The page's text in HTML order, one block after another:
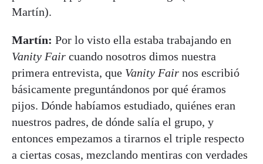
Martín).
Martín: Por lo visto ella estaba trabajando en
Vanity Fair cuando nosotros dimos nuestra
primera entrevista, que Vanity Fair nos escribió
básicamente preguntándonos por qué éramos
pijos. Dónde habíamos estudiado, quiénes eran
nuestros padres, de dónde salía el grupo, y
entonces empezamos a tirarnos el triple respecto
a ciertas cosas, mezclando mentiras con verdades